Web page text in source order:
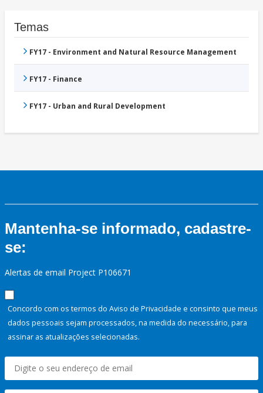
Temas
FY17 - Environment and Natural Resource Management
FY17 - Finance
FY17 - Urban and Rural Development
Mantenha-se informado, cadastre-
se:
Alertas de email Project P106671
Concordo com os termos do Aviso de Privacidade e consinto que meus
dados pessoais sejam processados, na medida do necessário, para
assinar as atualizações selecionadas.